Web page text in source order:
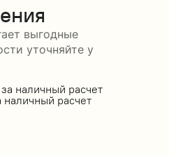
выгодные
уточняйте у
расчет